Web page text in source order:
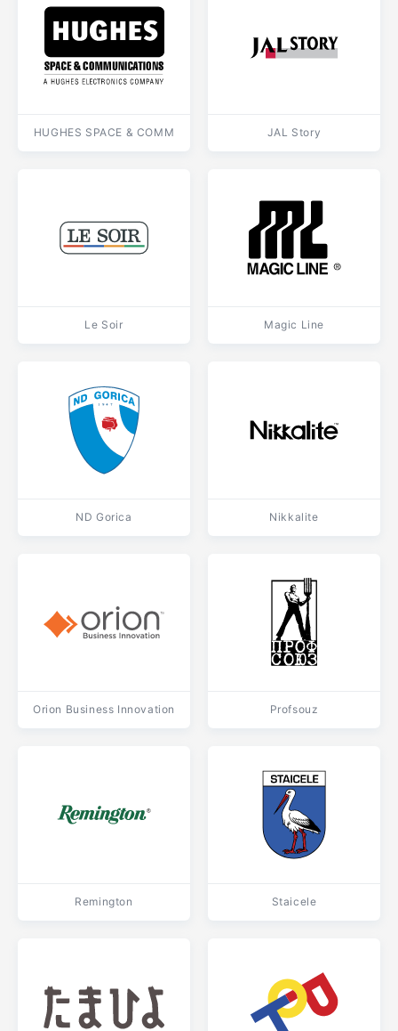
HUGHES SPACE & COMM JAL Story
Le Soir Magic Line
ND Gorica Nikkalite
Orion Business Innovation Profsouz
Remington Staicele